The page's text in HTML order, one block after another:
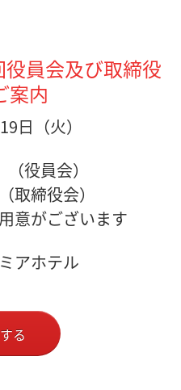
役員会及び取締役
案内
日（火）
員会）
役会）
ございます
アホテル
る